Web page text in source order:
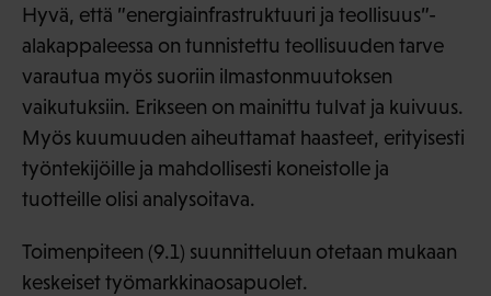
Hyvä, että ”energiainfrastruktuuri ja teollisuus”-
alakappaleessa on tunnistettu teollisuuden tarve
varautua myös suoriin ilmastonmuutoksen
vaikutuksiin. Erikseen on mainittu tulvat ja kuivuus.
Myös kuumuuden aiheuttamat haasteet, erityisesti
työntekijöille ja mahdollisesti koneistolle ja
tuotteille olisi analysoitava.
Toimenpiteen (9.1) suunnitteluun otetaan mukaan
keskeiset työmarkkinaosapuolet.